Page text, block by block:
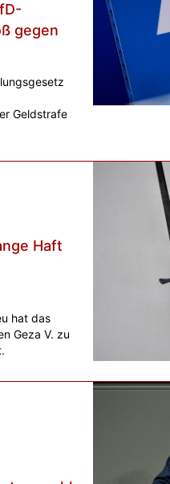
gegen
Geldstrafe
Haft
hat das
Geza V. zu